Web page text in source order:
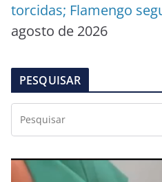
torcidas; Flamengo
agosto de 2026
PESQUISAR